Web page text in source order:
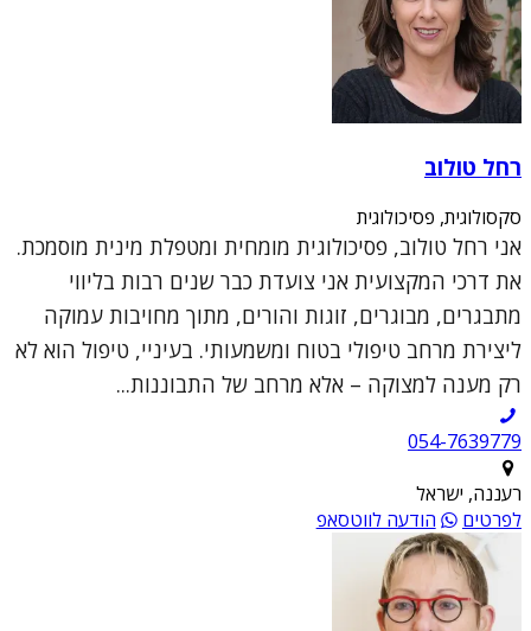
רחל טולוב
סקסולוגית, פסיכולוגית
אני רחל טולוב, פסיכולוגית מומחית ומטפלת מינית מוסמכת.
את דרכי המקצועית אני צועדת כבר שנים רבות בליווי
מתבגרים, מבוגרים, זוגות והורים, מתוך מחויבות עמוקה
ליצירת מרחב טיפולי בטוח ומשמעותי. בעיניי, טיפול הוא לא
רק מענה למצוקה – אלא מרחב של התבוננות...
054-7639779
רעננה, ישראל
לפרטים
הודעה לווטסאפ